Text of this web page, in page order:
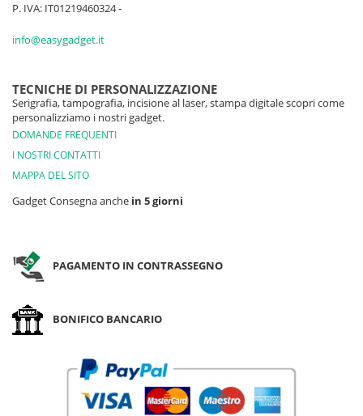
P. IVA: IT01219460324 -
info@easygadget.it
TECNICHE DI PERSONALIZZAZIONE
Serigrafia, tampografia, incisione al laser, stampa digitale scopri come
personalizziamo i nostri gadget.
DOMANDE FREQUENTI
I NOSTRI CONTATTI
MAPPA DEL SITO
Gadget Consegna anche in 5 giorni
PAGAMENTO IN CONTRASSEGNO
BONIFICO BANCARIO